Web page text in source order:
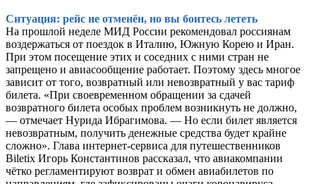
Ситуация: рейс не отменён, но вы боитесь лететь
На прошлой неделе МИД России рекомендовал россиянам
воздержаться от поездок в Италию, Южную Корею и Иран.
При этом посещение этих и соседних с ними стран не
запрещено и авиасообщение работает. Поэтому здесь многое
зависит от того, возвратный или невозвратный у вас тариф
билета. «При своевременном обращении за сдачей
возвратного билета особых проблем возникнуть не должно,
— отмечает Нурида Ибрагимова. — Но если билет является
невозвратным, получить денежные средства будет крайне
сложно». Глава интернет-сервиса для путешественников
Biletix Игорь Константинов рассказал, что авиакомпании
чётко регламентируют возврат и обмен авиабилетов по